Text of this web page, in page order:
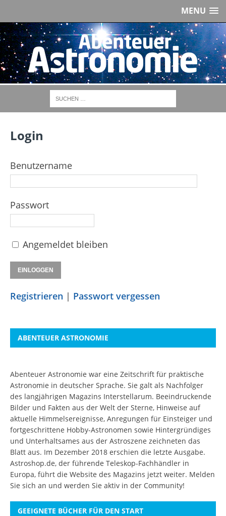
MENU
Login
Benutzername
Passwort
Angemeldet bleiben
Registrieren | Passwort vergessen
ABENTEUER ASTRONOMIE
Abenteuer Astronomie war eine Zeitschrift für praktische
Astronomie in deutscher Sprache. Sie galt als Nachfolger
des langjährigen Magazins Interstellarum. Beeindruckende
Bilder und Fakten aus der Welt der Sterne, Hinweise auf
aktuelle Himmelsereignisse, Anregungen für Einsteiger und
fortgeschrittene Hobby-Astronomen sowie Hintergründiges
und Unterhaltsames aus der Astroszene zeichneten das
Blatt aus. Im Dezember 2018 erschien die letzte Ausgabe.
Astroshop.de, der führende Teleskop-Fachhändler in
Europa, führt die Website des Magazins jetzt weiter. Melden
Sie sich an und werden Sie aktiv in der Community!
GEEIGNETE BÜCHER FÜR DEN START